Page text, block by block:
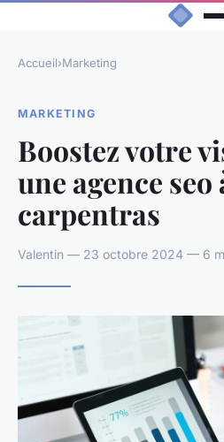
Accueil›Marketing
MARKETING
Boostez votre
une agence seo
carpentras
Valentin — 23 octobre 2024 — 6